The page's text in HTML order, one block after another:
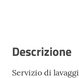
Descrizione
Servizio di